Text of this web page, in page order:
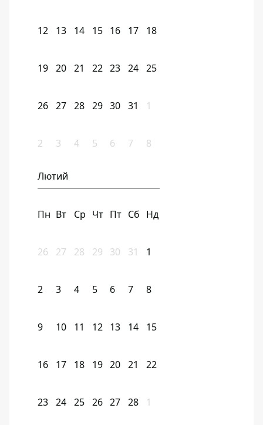
12 13 14 15 16 17 18
19 20 21 22 23 24 25
26 27 28 29 30 31 1
2 3 4 5 6 7 8
Лютий
Пн Вт Ср Чт Пт Сб Нд
26 27 28 29 30 31 1
2 3 4 5 6 7 8
9 10 11 12 13 14 15
16 17 18 19 20 21 22
23 24 25 26 27 28 1